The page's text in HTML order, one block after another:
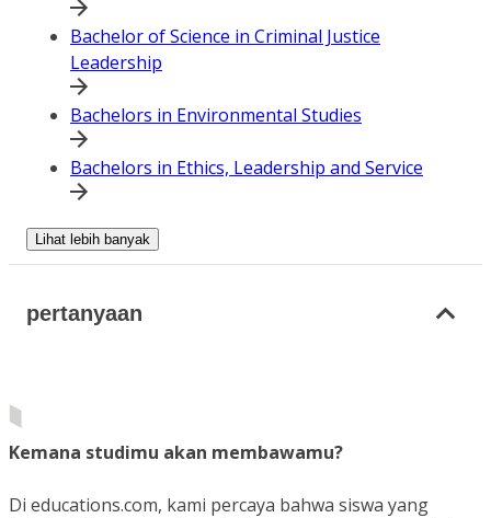
Bachelor of Science in Criminal Justice
Leadership
Bachelors in Environmental Studies
Bachelors in Ethics, Leadership and Service
Lihat lebih banyak
pertanyaan
Kemana studimu akan membawamu?
Di educations.com, kami percaya bahwa siswa yang